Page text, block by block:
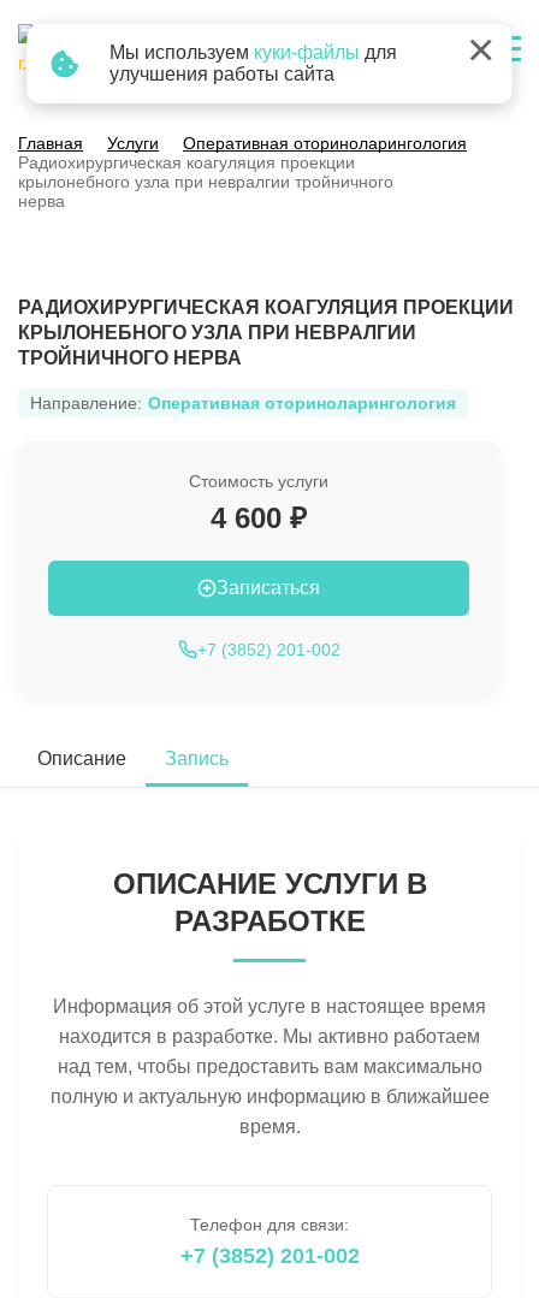
г. Барнаул
Главная Услуги
Оперативная оториноларингология
Радиохирургическая коагуляция проекции
крылонебного узла при невралгии тройничного
нерва
РАДИОХИРУРГИЧЕСКАЯ КОАГУЛЯЦИЯ ПРОЕКЦИИ
КРЫЛОНЕБНОГО УЗЛА ПРИ НЕВРАЛГИИ
ТРОЙНИЧНОГО НЕРВА
Направление: Оперативная оториноларингология
Стоимость услуги
4 600 ₽
Записаться
+7 (3852) 201-002
Описание Запись
ОПИСАНИЕ УСЛУГИ В
РАЗРАБОТКЕ
Информация об этой услуге в настоящее время
находится в разработке. Мы активно работаем
над тем, чтобы предоставить вам максимально
полную и актуальную информацию в ближайшее
время.
Телефон для связи:
+7 (3852) 201-002
Мы используем куки-файлы для
улучшения работы сайта
×